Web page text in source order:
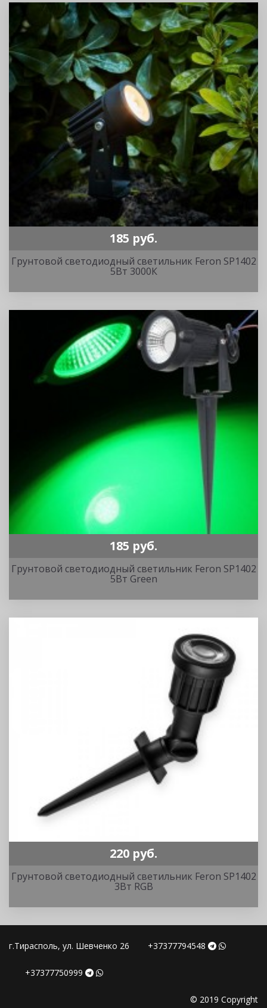
185 руб.
Грунтовой светодиодный светильник Feron SP1402
5Вт 3000К
185 руб.
Грунтовой светодиодный светильник Feron SP1402
5Вт Green
220 руб.
Грунтовой светодиодный светильник Feron SP1402
3Вт RGB
г.Тирасполь, ул. Шевченко 26 +37377794548
+37377750999
© 2019 Copyright